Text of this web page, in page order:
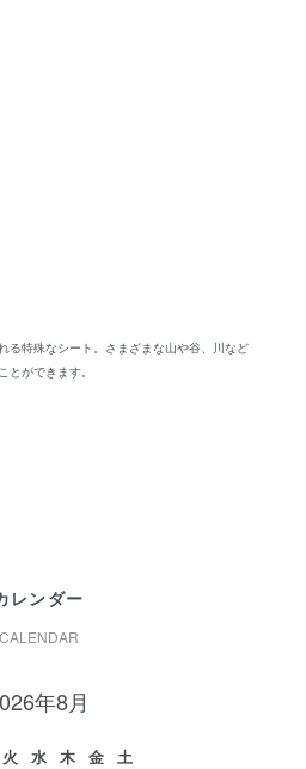
る特殊なシート。さまざまな山や谷、川など
ができます。
レンダー
CALENDAR
年8月
火 水 木 金
土